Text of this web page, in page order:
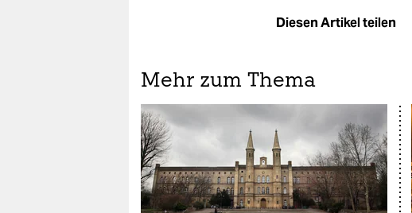
Diesen Artikel teilen
Mehr zum Thema